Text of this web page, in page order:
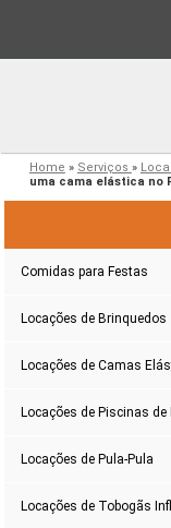
Home » Serviços »
uma cama elástica no
Comidas para Festas
Locações de Brinquedos
Locações de Camas
Locações de Piscinas de
Locações de Pula-Pula
Locações de Tobogãs